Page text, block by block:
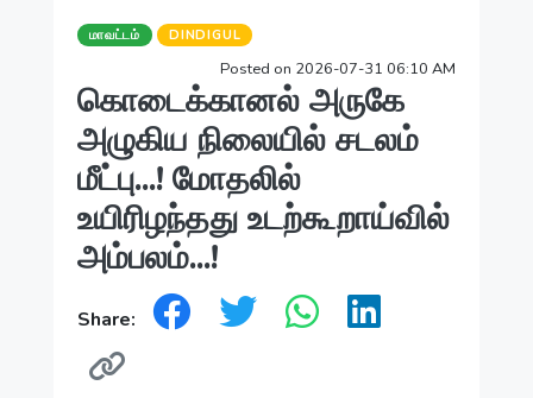
மாவட்டம் DINDIGUL
Posted on 2026-07-31 06:10 AM
கொடைக்கானல் அருகே
அழுகிய நிலையில் சடலம்
மீட்பு...! மோதலில்
உயிரிழந்தது உடற்கூறாய்வில்
அம்பலம்...!
Share: